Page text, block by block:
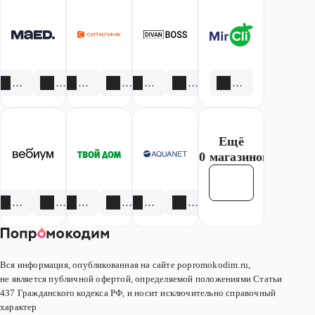
количество
2 акции 1 скидка3 акции 1 скидка1 акция 1 скидка 1 скидка
3 акции 4 скидки3 акции 6 скидок4 акции 3 скидки
Ещё
20 магазинов
Вся информация, опубликованная на сайте popromokodim.ru,
не является публичной офертой, определяемой положениями Статьи
437 Гражданского кодекса РФ, и носит исключительно справочный
характер